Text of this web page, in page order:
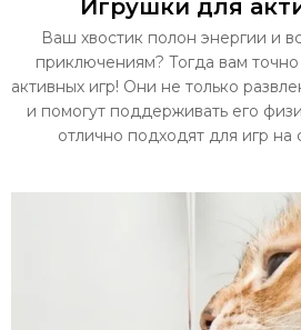
Игрушки для
Ваш хвостик полон энергии и
приключениям? Тогда вам
активных игр! Они не только
и помогут поддерживать его
отлично подходят для игр на